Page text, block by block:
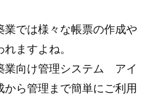
業では様々な帳票の作成や
ますよね。
業向け管理システム アイ
から管理まで簡単にご利用